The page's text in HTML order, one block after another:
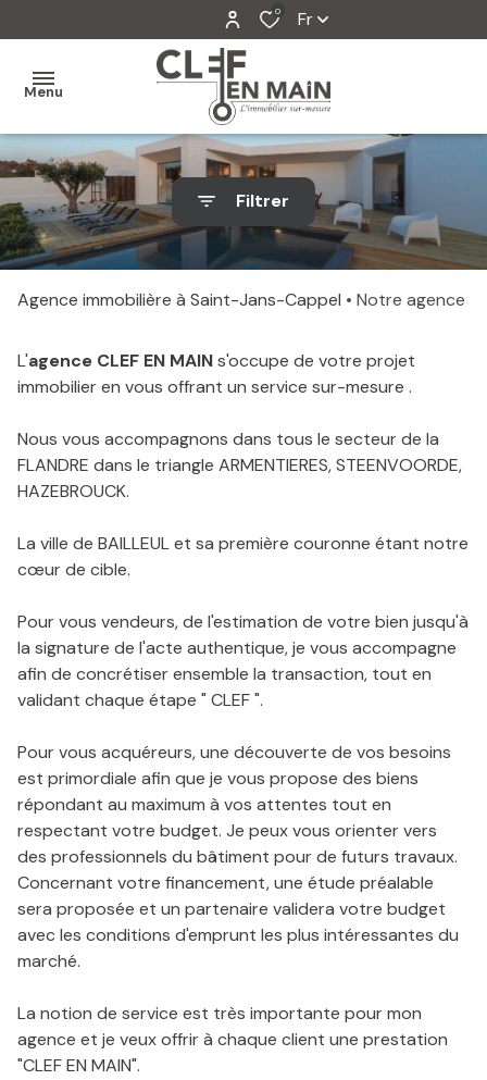
0 Fr
Menu
MON
AGENCE
MES
VENTES
VENDUS
ALERTE
MAIL
Filtrer
Agence immobilière à Saint-Jans-Cappel Notre agence
L'agence CLEF EN MAINs'occupe de votre projet
immobilier en vous offrant un service sur-mesure .
Nous vous accompagnons dans tous le secteur de la
FLANDRE dans le triangle ARMENTIERES, STEENVOORDE,
HAZEBROUCK.
La ville de BAILLEUL et sa première couronne étant notre
cœur de cible.
Pour vous vendeurs, de l'estimation de votre bien jusqu'à
la signature de l'acte authentique, je vous accompagne
afin de concrétiser ensemble la transaction, tout en
validant chaque étape " CLEF ".
Pour vous acquéreurs, une découverte de vos besoins
est primordiale afin que je vous propose des biens
répondant au maximum à vos attentes tout en
respectant votre budget. Je peux vous orienter vers
des professionnels du bâtiment pour de futurs travaux.
Concernant votre financement, une étude préalable
sera proposée et un partenaire validera votre budget
avec les conditions d'emprunt les plus intéressantes du
marché.
La notion de service est très importante pour mon
agence et je veux offrir à chaque client une prestation
"CLEF EN MAIN".